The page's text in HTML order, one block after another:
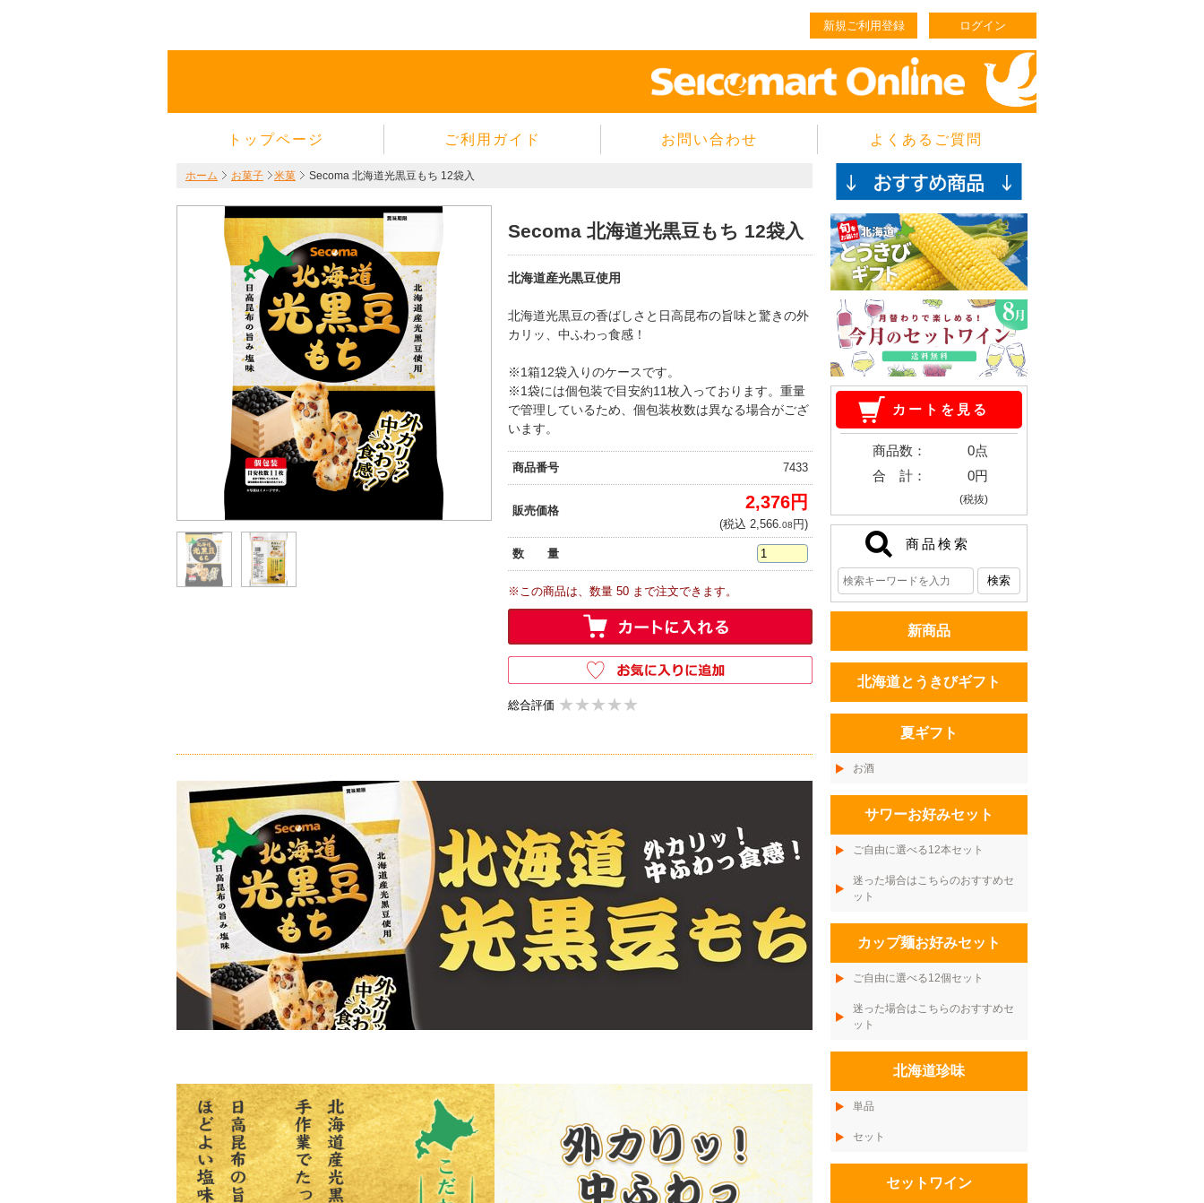
新規ご利用登録 ログイン
トップページ ご利用ガイド
当サイトについて
サイトのご利用規約
商品のご注文方法
ご注文の確認・キャンセル
特定商取引法に基づく表示
よくあるご質問
お問い合わせ よくあるご質問
ホーム お菓子 米菓 Secoma 北海道光黒豆もち 12袋入
Secoma 北海道光黒豆もち 12袋入
北海道産光黒豆使用
北海道光黒豆の香ばしさと日高昆布の旨味と驚きの外
カリッ、中ふわっ食感！
※1箱12袋入りのケースです。
※1袋には個包装で目安約11枚入っております。重量
で管理しているため、個包装枚数は異なる場合がござ
います。
商品番号 7433
販売価格 2,376円
(税込 2,566.08 円)
数 量
※この商品は、数量 50 まで注文できます。
総合評価 ★★★★★
★★★★★
カートを見る
商品数：
0点
合 計：
0円
(税抜)
商品検索
新商品
北海道とうきびギフト
夏ギフト
お酒
サワーお好みセット
ご自由に選べる12本セット
迷った場合はこちらのおすすめセ
ット
カップ麺お好みセット
ご自由に選べる12個セット
迷った場合はこちらのおすすめセ
ット
北海道珍味
単品
セット
セットワイン